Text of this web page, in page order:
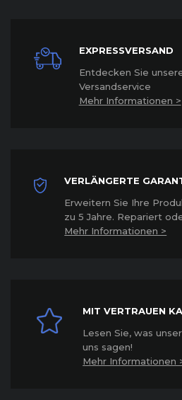
EXPRESSVERSAND
Entdecken Sie
Versandservice
Mehr Informationen >
VERLÄNGERTE
Erweitern Sie Ihre
zu 5 Jahre. Repariert
Mehr Informationen >
MIT VERTRAUEN
Lesen Sie, was
uns sagen!
Mehr Informationen